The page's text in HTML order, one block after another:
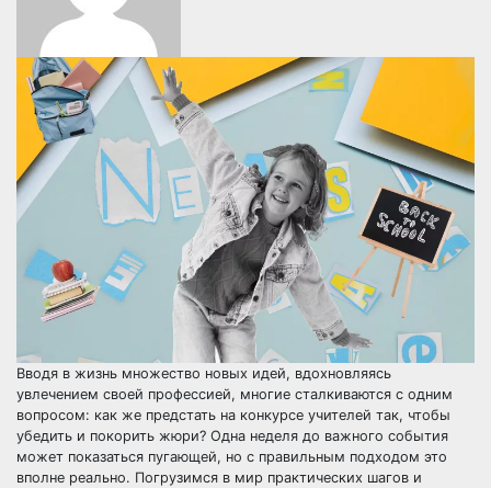
Вводя в жизнь множество новых идей, вдохновляясь
увлечением своей профессией, многие сталкиваются с одним
вопросом: как же предстать на конкурсе учителей так, чтобы
убедить и покорить жюри? Одна неделя до важного события
может показаться пугающей, но с правильным подходом это
вполне реально. Погрузимся в мир практических шагов и